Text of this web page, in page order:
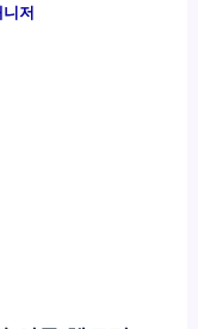
저